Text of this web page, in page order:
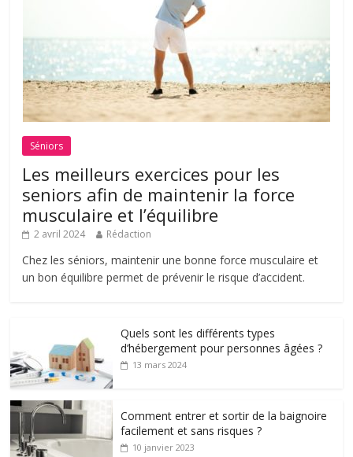
Séniors
Les meilleurs exercices pour les
seniors afin de maintenir la force
musculaire et l’équilibre
2 avril 2024 Rédaction
Chez les séniors, maintenir une bonne force musculaire et
un bon équilibre permet de prévenir le risque d’accident.
Quels sont les différents types
d’hébergement pour personnes âgées ?
13 mars 2024
Comment entrer et sortir de la baignoire
facilement et sans risques ?
10 janvier 2023